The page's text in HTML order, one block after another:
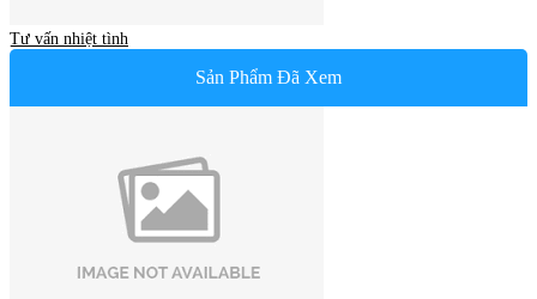
Tư vấn nhiệt tình
Sản Phẩm Đã Xem